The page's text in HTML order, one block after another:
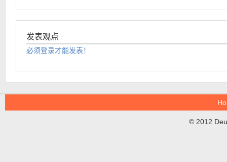
发表观点
必须登录才能发表！
© 2012